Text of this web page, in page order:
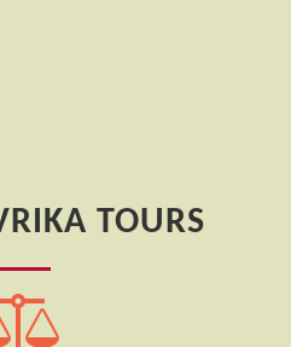
TOURS